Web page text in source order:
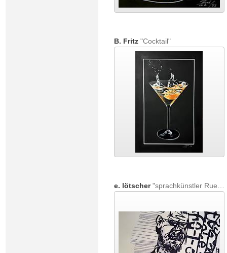
B. Fritz"Cocktail"
e. lötscher"sprachkünstler Ruedi, 16. dezember 2016"